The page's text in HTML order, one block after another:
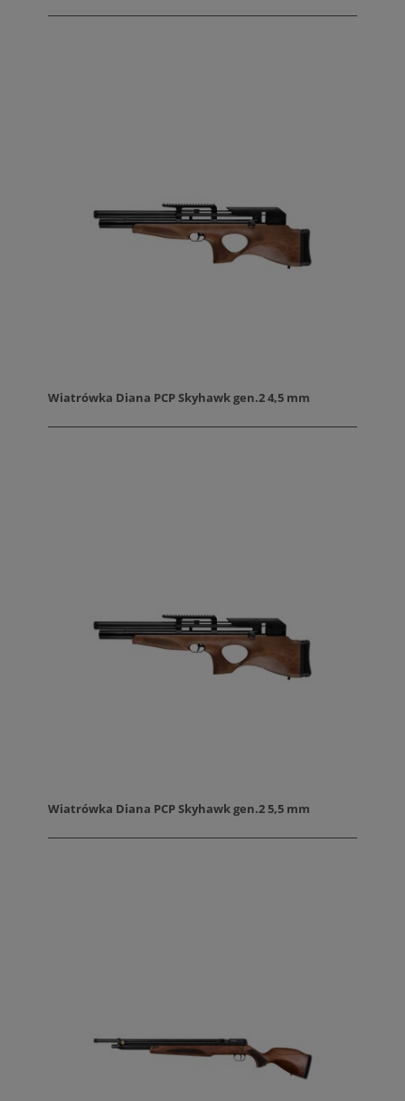
Wiatrówka Diana PCP Skyhawk gen.2 4,5 mm
Wiatrówka Diana PCP Skyhawk gen.2 5,5 mm